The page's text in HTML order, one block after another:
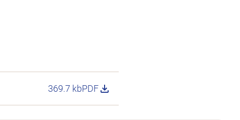
369.7 kb
Datei Statuten Physiofribourg deutsch
PDF